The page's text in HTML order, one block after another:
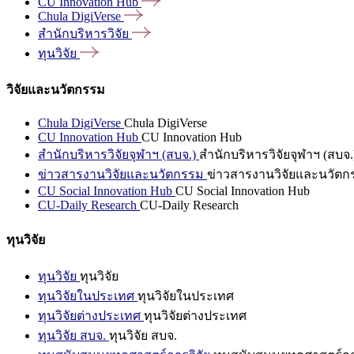
Chula DigiVerse
สำนักบริหารวิจัย
ทุนวิจัย
วิจัยและนวัตกรรม
Chula DigiVerse Chula DigiVerse
CU Innovation Hub CU Innovation Hub
สำนักบริหารวิจัยจุฬาฯ (สบจ.) สำนักบริหารวิจัยจุฬาฯ (สบจ
ข่าวสารงานวิจัยและนวัตกรรม ข่าวสารงานวิจัยและนวัตก
CU Social Innovation Hub CU Social Innovation Hub
CU-Daily Research CU-Daily Research
ทุนวิจัย
ทุนวิจัย ทุนวิจัย
ทุนวิจัยในประเทศ ทุนวิจัยในประเทศ
ทุนวิจัยต่างประเทศ ทุนวิจัยต่างประเทศ
ทุนวิจัย สบจ. ทุนวิจัย สบจ.